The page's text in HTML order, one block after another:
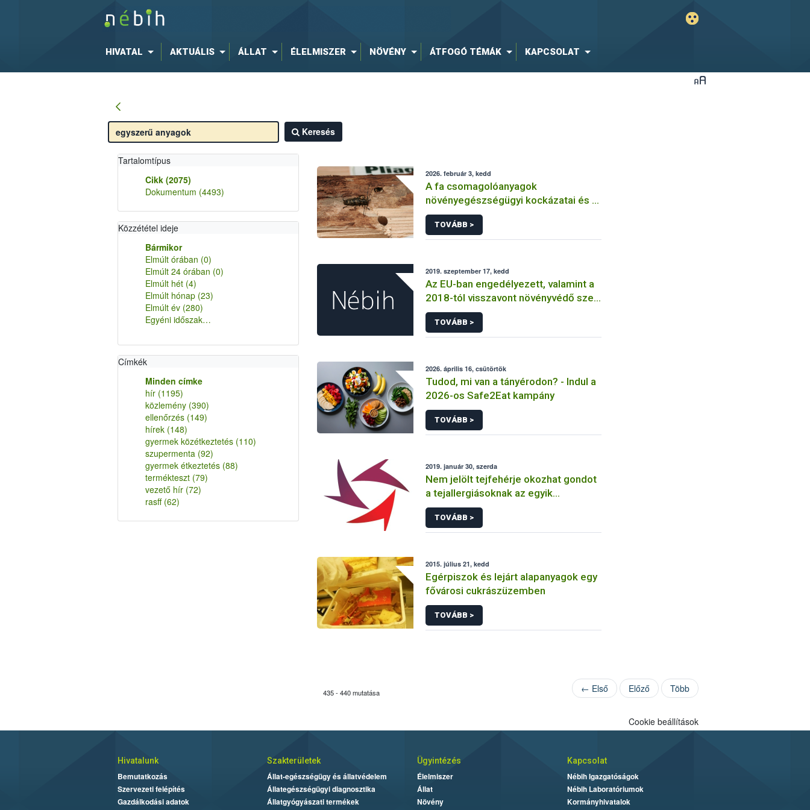
HIVATAL AKTUÁLIS ÁLLAT ÉLELMISZER NÖVÉNY ÁTFOGÓ TÉMÁK KAPCSOLAT
Keresés
Tartalomtípus
Cikk (2075)
Dokumentum (4493)
Közzététel ideje
Bármikor
Elmúlt órában (0)
Elmúlt 24 órában (0)
Elmúlt hét (4)
Elmúlt hónap (23)
Elmúlt év (280)
Egyéni időszak…
Címkék
Minden címke
hír (1195)
közlemény (390)
ellenőrzés (149)
hírek (148)
gyermek közétkeztetés (110)
szupermenta (92)
gyermek étkeztetés (88)
termékteszt (79)
vezető hír (72)
rasff (62)
2026. február 3, kedd
A fa csomagolóanyagok
növényegészségügyi kockázatai és a
védekezés lehetőségei
TOVÁBB >
2019. szeptember 17, kedd
Az EU-ban engedélyezett, valamint a
2018-tól visszavont növényvédő szer
hatóanyagok
TOVÁBB >
2026. április 16, csütörtök
Tudod, mi van a tányérodon? - Indul a
2026-os Safe2Eat kampány
TOVÁBB >
2019. január 30, szerda
Nem jelölt tejfehérje okozhat gondot
a tejallergiásoknak az egyik
jégkrémben
TOVÁBB >
2015. július 21, kedd
Egérpiszok és lejárt alapanyagok egy
fővárosi cukrászüzemben
TOVÁBB >
435 - 440 mutatása ← Első Előző Több
Cookie beállítások
Hivatalunk
Bemutatkozás
Szervezeti felépítés
Gazdálkodási adatok
Szakterületek
Állat-egészségügy és állatvédelem
Állategészségügyi diagnosztika
Állatgyógyászati termékek
Ügyintézés
Élelmiszer
Állat
Növény
Kapcsolat
Nébih Igazgatóságok
Nébih Laboratóriumok
Kormányhivatalok